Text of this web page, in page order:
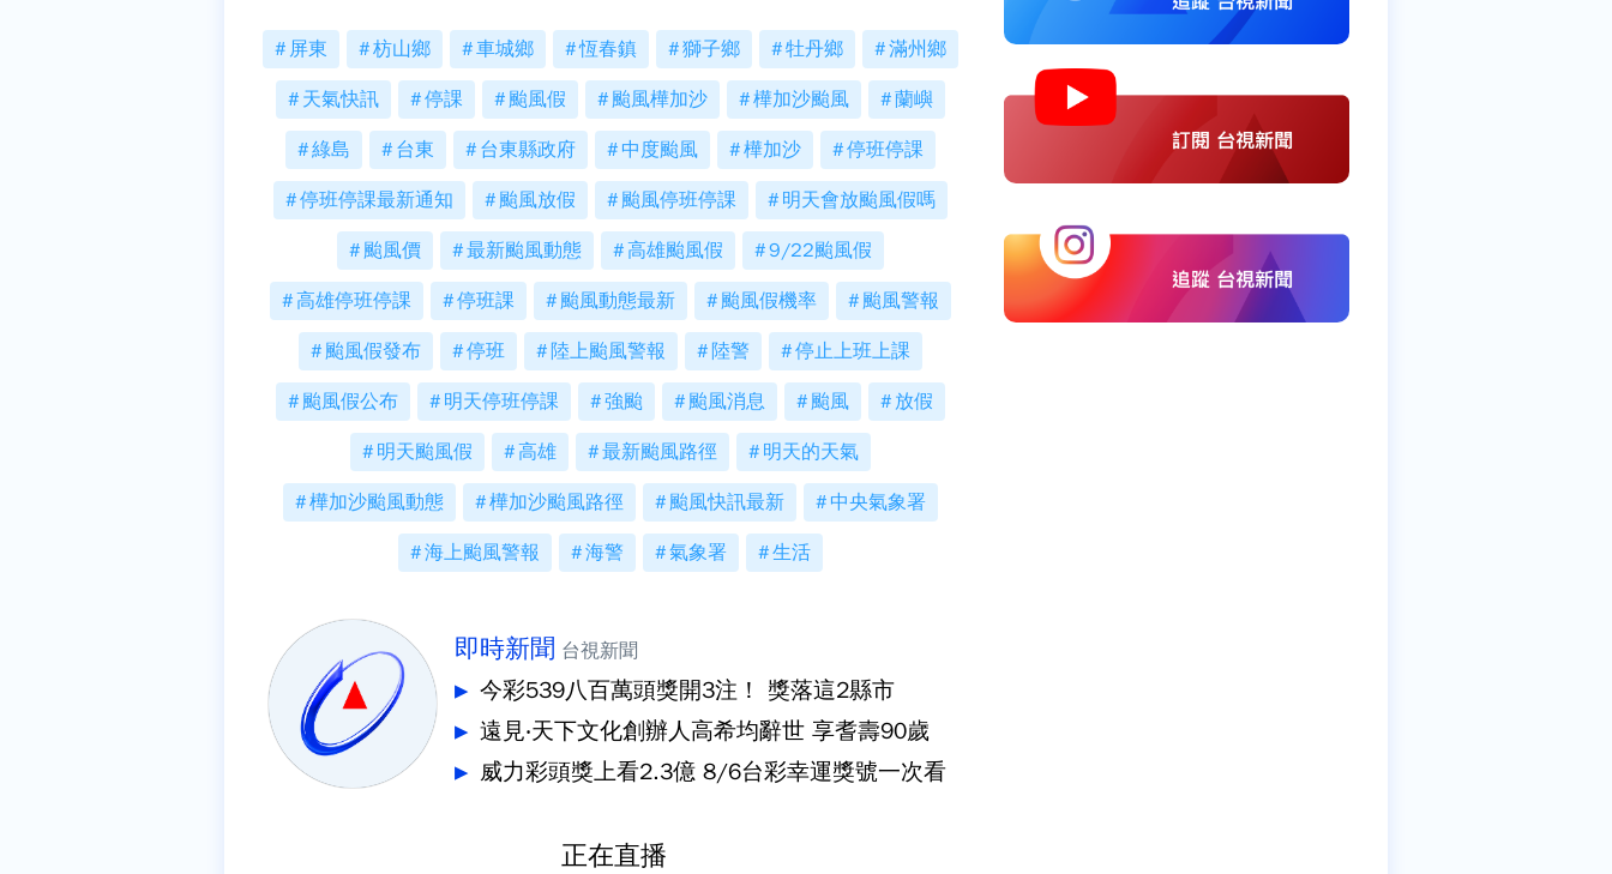
屏東 枋山鄉 車城鄉 恆春鎮 獅子鄉 牡丹鄉 滿州鄉
天氣快訊 停課 颱風假 颱風樺加沙 樺加沙颱風 蘭嶼
綠島 台東 台東縣政府 中度颱風 樺加沙 停班停課
停班停課最新通知 颱風放假 颱風停班停課 明天會放颱風假嗎
颱風價 最新颱風動態 高雄颱風假 9/22颱風假
高雄停班停課 停班課 颱風動態最新 颱風假機率 颱風警報
颱風假發布 停班 陸上颱風警報 陸警 停止上班上課
颱風假公布 明天停班停課 強颱 颱風消息 颱風 放假
明天颱風假 高雄 最新颱風路徑 明天的天氣
樺加沙颱風動態 樺加沙颱風路徑 颱風快訊最新 中央氣象署
海上颱風警報 海警 氣象署 生活
即時新聞 台視新聞
今彩539八百萬頭獎開3注！ 獎落這2縣市
遠見‧天下文化創辦人高希均辭世 享耆壽90歲
威力彩頭獎上看2.3億 8/6台彩幸運獎號一次看
正在直播